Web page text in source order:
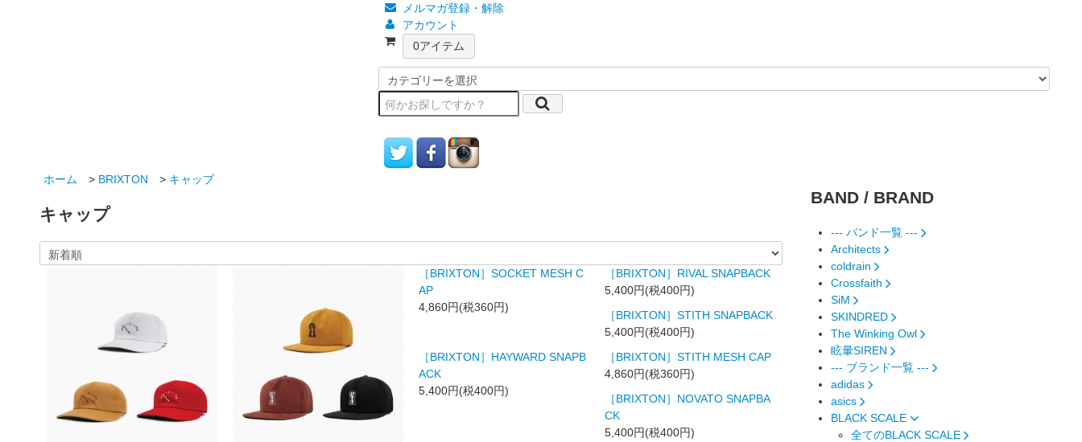
メルマガ登録・解除
アカウント
0アイテム
ホーム > BRIXTON > キャップ
キャップ
［BRIXTON］SOCKET MESH C
AP
4,860円(税360円)
［BRIXTON］RIVAL SNAPBACK
5,400円(税400円)
［BRIXTON］STITH SNAPBACK
5,400円(税400円)
［BRIXTON］HAYWARD SNAPB
ACK
5,400円(税400円)
［BRIXTON］STITH MESH CAP
4,860円(税360円)
［BRIXTON］NOVATO SNAPBA
CK
5,400円(税400円)
BAND / BRAND
--- バンド一覧 ---
Architects
coldrain
Crossfaith
SiM
SKINDRED
The Winking Owl
眩暈SIREN
--- ブランド一覧 ---
adidas
asics
BLACK SCALE
全てのBLACK SCALE